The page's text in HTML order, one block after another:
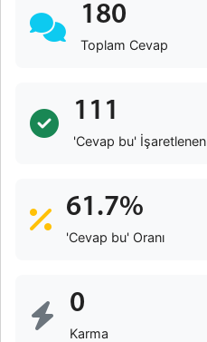
180
Toplam Cevap
111
'Cevap bu' İşaretlenen
61.7%
'Cevap bu' Oranı
0
Karma